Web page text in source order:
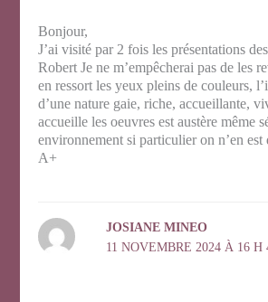
Bonjour,
J’ai visité par 2 fois les présentations
Robert Je ne m’empêcherai pas de les
en ressort les yeux pleins de couleurs,
d’une nature gaie, riche, accueillante,
accueille les oeuvres est austère même
environnement si particulier on n’en
A+
JOSIANE MINEO
11 NOVEMBRE 2024 À 16 H